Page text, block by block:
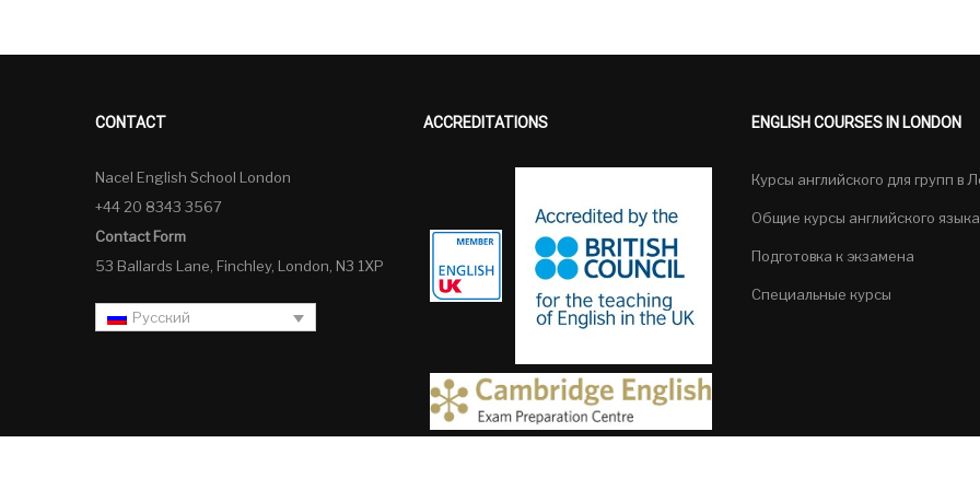
CONTACT
Nacel English School London
+44 20 8343 3567
Contact Form
53 Ballards Lane, Finchley, London, N3 1XP
Русский
ACCREDITATIONS ENGLISH COURSES IN LONDON
Курсы английского для групп в
Общие курсы английского языка
Подготовка к экзамена
Специальные курсы